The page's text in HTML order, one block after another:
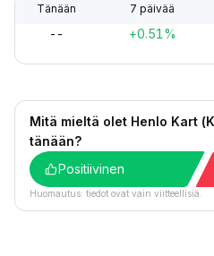
Tänään 7 päivää
-- +0.51%
Mitä mieltä olet Henlo Kart
tänään?
Positiivinen
Huomautus: tiedot ovat vain viitteellisiä.